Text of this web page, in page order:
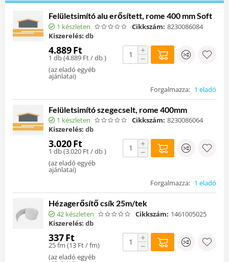
Felületsimító alu erősített, rome 400 mm Soft
1 készleten Cikkszám: 8230086084
Kiszerelés: db
4.889Ft
1 db (4.889 Ft/ db )
(az eladó egyéb
ajánlatai)
+
−
Forgalmazza: 1 eladó
Felületsimító szegecselt, rome 400mm
1 készleten Cikkszám: 8230086064
Kiszerelés: db
3.020Ft
1 db (3.020 Ft/ db )
(az eladó egyéb
ajánlatai)
+
−
Forgalmazza: 1 eladó
Hézagerősítő csík 25m/tek
42 készleten Cikkszám: 1461005025
Kiszerelés: db
337Ft
25 fm (13 Ft/ fm)
(az eladó egyéb
+
−